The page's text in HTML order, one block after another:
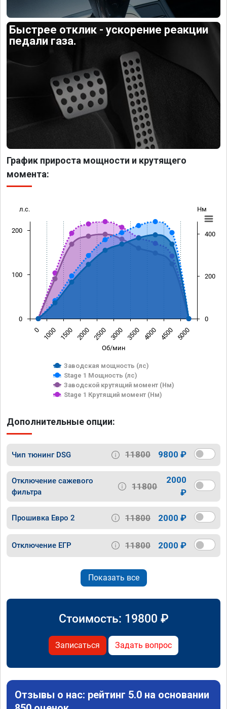
Быстрее отклик - ускорение реакции
педали газа.
График прироста мощности и крутящего
момента:
Об/мин
л.с. Нм
Заводская мощность (лс)
Stage 1 Мощность (лс)
Заводской крутящий момент (Нм)
Stage 1 Крутящий момент (Нм)
0 1000 1500 2000 2500 3000 3500 4000 4500 5000
0
100
200
0
200
400
Дополнительные опции:
Чип тюнинг DSG 11800 9800 ₽
Отключение сажевого
фильтра
11800
2000
₽
Прошивка Евро 2 11800 2000 ₽
Отключение ЕГР 11800 2000 ₽
Показать все
Стоимость: 19800 ₽
Записаться Задать вопрос
Отзывы о нас: рейтинг 5.0 на основании